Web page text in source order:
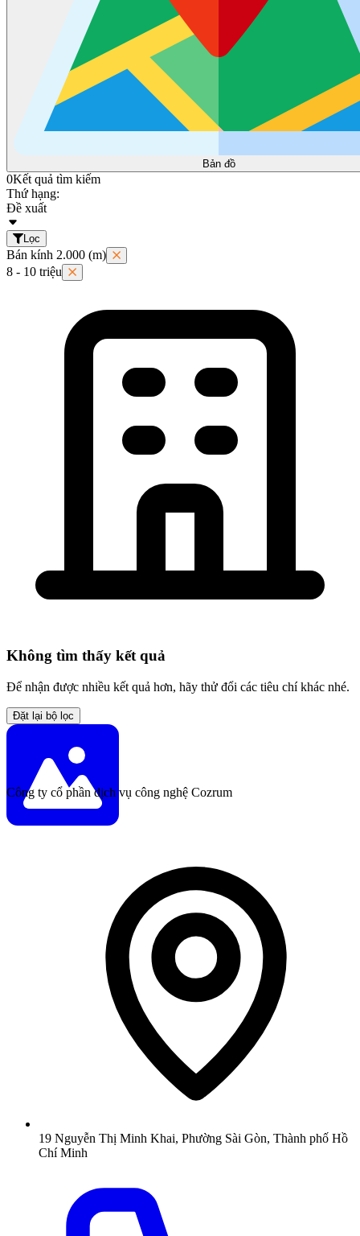
Bản đồ
0Kết quả tìm kiếm
Thứ hạng:
Đề xuất
Lọc
Bán kính 2.000 (m)
8 - 10 triệu
Không tìm thấy kết quả
Để nhận được nhiều kết quả hơn, hãy thử đổi các tiêu chí khác nhé.
Đặt lại bộ lọc
Công ty cổ phần dịch vụ công nghệ Cozrum
19 Nguyễn Thị Minh Khai, Phường Sài Gòn, Thành phố Hồ
Chí Minh